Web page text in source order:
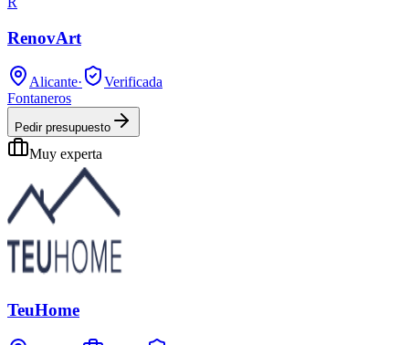
RenovArt
Alicante·
Verificada
Fontaneros
Pedir presupuesto
Muy experta
TeuHome